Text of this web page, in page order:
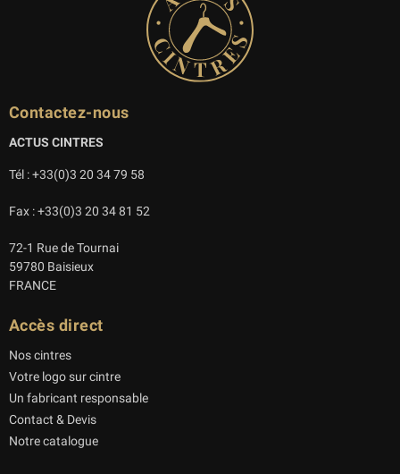
Contactez-nous
ACTUS CINTRES
Tél : +33(0)3 20 34 79 58
Fax : +33(0)3 20 34 81 52
72-1 Rue de Tournai
59780 Baisieux
FRANCE
Accès direct
Nos cintres
Votre logo sur cintre
Un fabricant responsable
Contact & Devis
Notre catalogue